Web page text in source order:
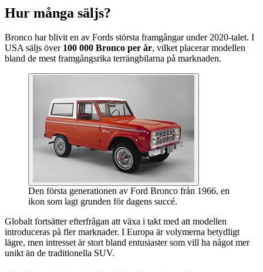
Hur många säljs?
Bronco har blivit en av Fords största framgångar under 2020-talet. I
USA säljs över 100 000 Bronco per år, vilket placerar modellen
bland de mest framgångsrika terrängbilarna på marknaden.
Den första generationen av Ford Bronco från 1966, en
ikon som lagt grunden för dagens succé.
Globalt fortsätter efterfrågan att växa i takt med att modellen
introduceras på fler marknader. I Europa är volymerna betydligt
lägre, men intresset är stort bland entusiaster som vill ha något mer
unikt än de traditionella SUV.